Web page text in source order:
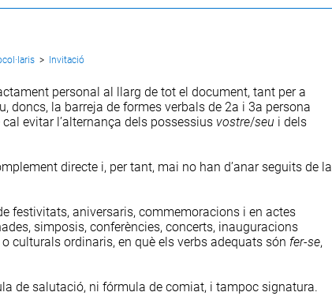
> Invitació
personal al llarg de tot el document, tant per a
doncs, la barreja de formes verbals de 2a i 3a persona
evitar l’alternança dels possessius vostre/seu i dels
directe i, per tant, mai no han d’anar seguits de la
festivitats, aniversaris, commemoracions i en actes
simposis, conferències, concerts, inauguracions
culturals ordinaris, en què els verbs adequats són fer-se,
de salutació, ni fórmula de comiat, i tampoc signatura.